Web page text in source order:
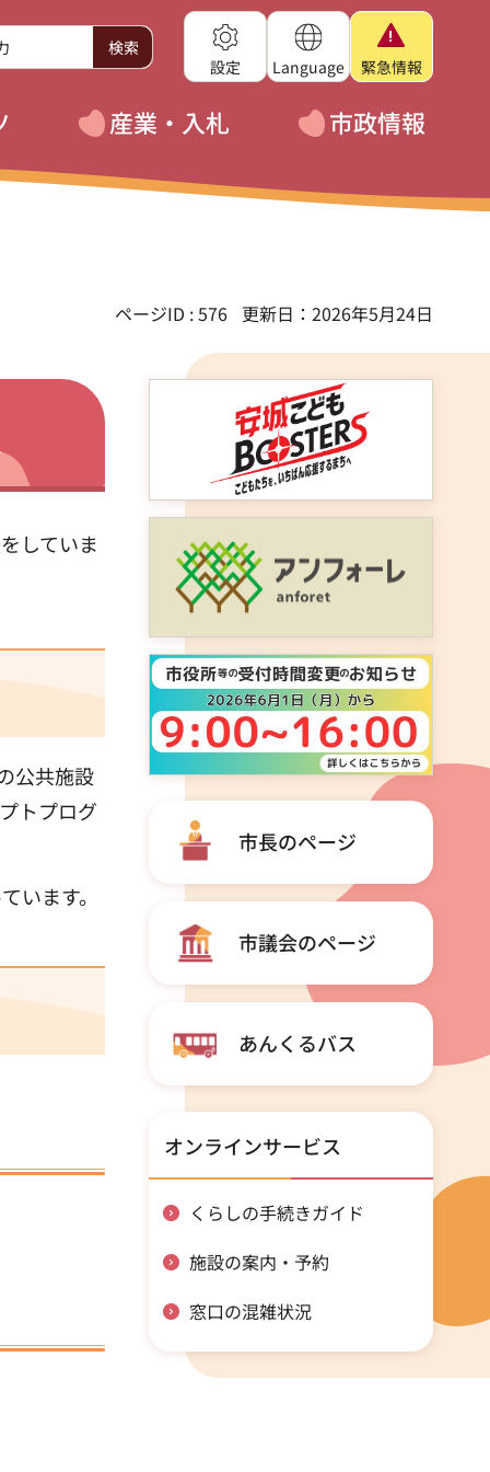
設定 Language 緊急情報
産業・入札 市政情報
ページID : 576 更新日：2026年5月24日
していま
公共施設
トプログ
います。
市長のページ
市議会のページ
あんくるバス
オンラインサービス
くらしの手続きガイド
施設の案内・予約
窓口の混雑状況